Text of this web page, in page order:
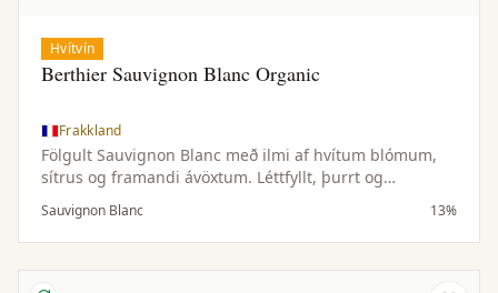
Hvítvín
Berthier Sauvignon Blanc Organic
Frakkland
Fölgult Sauvignon Blanc með ilmi af hvítum blómum,
sítrus og framandi ávöxtum. Léttfyllt, þurrt og
hressandi.
Sauvignon Blanc 13%